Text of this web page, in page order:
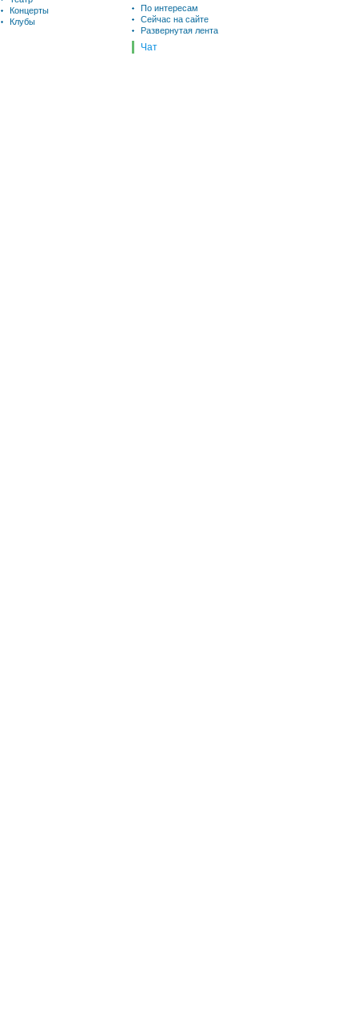
Концерты
Клубы
По интересам
Сейчас на сайте
Развернутая лента
Чат